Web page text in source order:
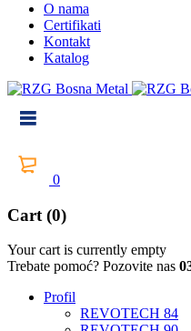
O nama
Certifikati
Kontakt
Katalog
0
Cart (0)
Your cart is currently empty
Trebate pomoć? Pozovite nas
Profil
REVOTECH 84